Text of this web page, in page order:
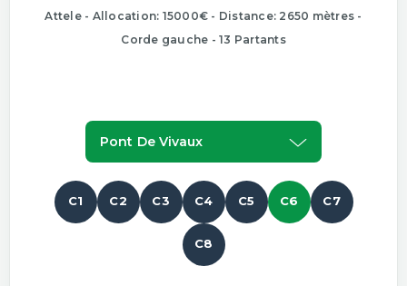
Attele - Allocation: 15000€ - Distance: 2650 mètres -
Corde gauche - 13 Partants
Pont De Vivaux
C1 C2 C3 C4 C5 C6 C7
C8